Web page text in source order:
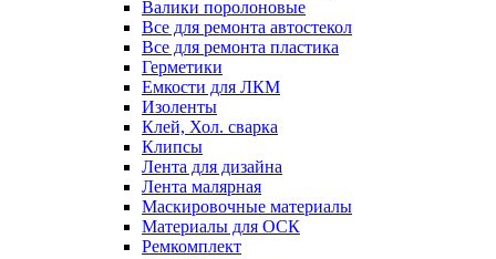
Валики поролоновые
Все для ремонта автостекол
Все для ремонта пластика
Герметики
Емкости для ЛКМ
Изоленты
Клей, Хол. сварка
Клипсы
Лента для дизайна
Лента малярная
Маскировочные материалы
Материалы для ОСК
Ремкомплект